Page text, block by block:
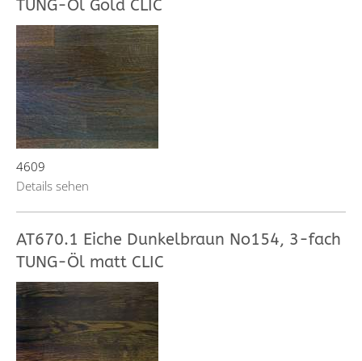
TUNG-Öl Gold CLIC
4609
Details sehen
AT670.1 Eiche Dunkelbraun No154, 3-fach
TUNG-Öl matt CLIC